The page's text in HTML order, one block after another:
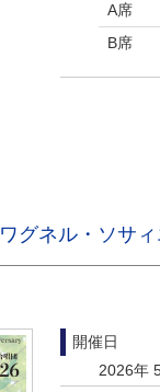
A席
B席
グネル・ソサ
開催日
2026年